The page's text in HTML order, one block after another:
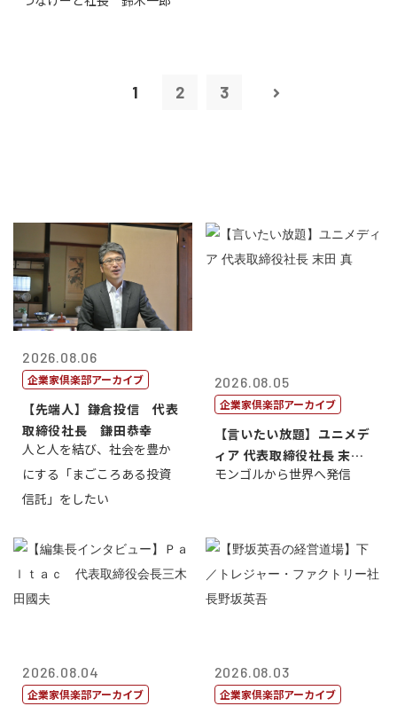
1 2 3
2026.08.06
企業家倶楽部アーカイブ
【先端人】鎌倉投信 代表
取締役社長 鎌田恭幸
人と人を結び、社会を豊か
にする「まごころある投資
信託」をしたい
2026.08.05
企業家倶楽部アーカイブ
【言いたい放題】ユニメデ
ィア 代表取締役社長 末田
真
モンゴルから世界へ発信
2026.08.04
企業家倶楽部アーカイブ
2026.08.03
企業家倶楽部アーカイブ